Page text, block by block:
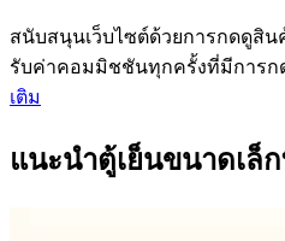
สนับสนุนเว็บไซต์ด้วยการกดดูสิน
รับค่าคอมมิชชันทุกครั้งที่มีการก
เติม
แนะนำตู้เย็นขนาดเล็